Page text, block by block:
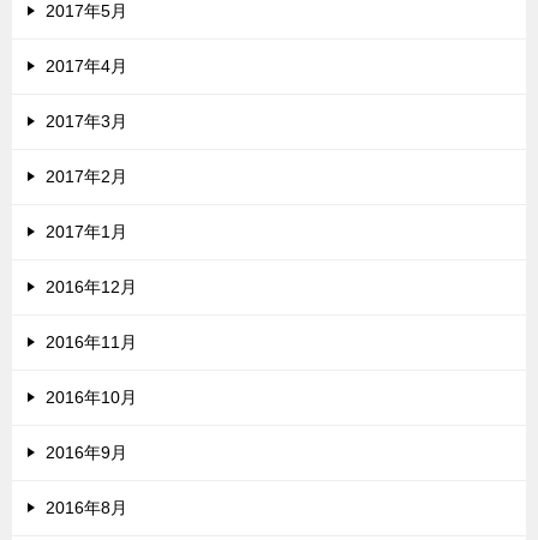
2017年5月
2017年4月
2017年3月
2017年2月
2017年1月
2016年12月
2016年11月
2016年10月
2016年9月
2016年8月